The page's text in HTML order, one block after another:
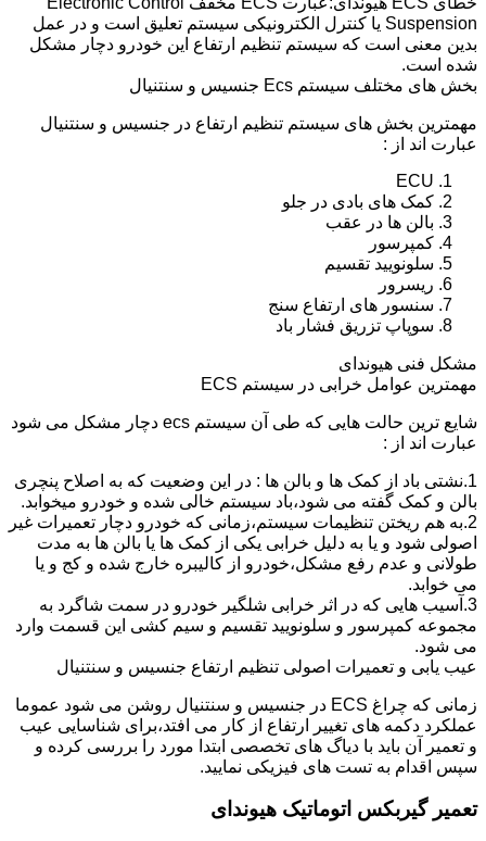
Suspension یا کنترل الکترونیکی سیستم تعلیق است و در عمل
بدین معنی است که سیستم تنظیم ارتفاع این خودرو دچار مشکل
شده است.
بخش های مختلف سیستم Ecs جنسیس و سنتنیال
مهمترین بخش های سیستم تنظیم ارتفاع در جنسیس و سنتنیال
عبارت اند از :
ECU
کمک های بادی در جلو
بالن ها در عقب
کمپرسور
سلونویید تقسیم
ریسرور
سنسور های ارتفاع سنج
سوپاپ تزریق فشار باد
مشکل فنی هیوندای
مهمترین عوامل خرابی در سیستم ECS
شایع ترین حالت هایی که طی آن سیستم ecs دچار مشکل می شود
عبارت اند از :
1.نشتی باد از کمک ها و بالن ها : در این وضعیت که به اصلاح پنچری
بالن و کمک گفته می شود،باد سیستم خالی شده و خودرو میخوابد.
2.به هم ریختن تنظیمات سیستم،زمانی که خودرو دچار تعمیرات غیر
اصولی شود و یا به دلیل خرابی یکی از کمک ها یا بالن ها به مدت
طولانی و عدم رفع مشکل،خودرو از کالیبره خارج شده و کج و یا
می خوابد.
3.آسیب هایی که در اثر خرابی شلگیر خودرو در سمت شاگرد به
مجموعه کمپرسور و سلونویید تقسیم و سیم کشی این قسمت وارد
می شود.
عیب یابی و تعمیرات اصولی تنظیم ارتفاع جنسیس و سنتنیال
زمانی که چراغ ECS در جنسیس و سنتنیال روشن می شود عموما
عملکرد دکمه های تغییر ارتفاع از کار می افتد،برای شناسایی عیب
و تعمیر آن باید با دیاگ های تخصصی ابتدا مورد را بررسی کرده و
سپس اقدام به تست های فیزیکی نمایید.
تعمیر گیربکس اتوماتیک هیوندای